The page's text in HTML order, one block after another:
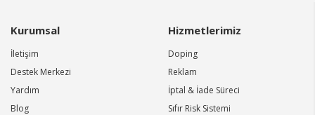
Kurumsal
İletişim
Destek Merkezi
Yardım
Blog
Hizmetlerimiz
Doping
Reklam
İptal & İade Süreci
Sıfır Risk Sistemi